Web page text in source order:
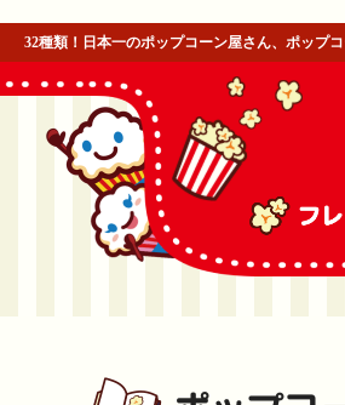
32種類！日本一のポップコーン屋さん、ポップ